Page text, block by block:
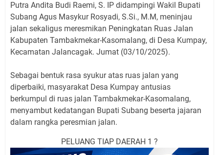
Putra Andita Budi Raemi, S. IP didampingi Wakil Bupati
Subang Agus Masykur Rosyadi, S.Si., M.M, meninjau
jalan sekaligus meresmikan Peningkatan Ruas Jalan
Kabupaten Tambakmekar-Kasomalang, di Desa Kumpay,
Kecamatan Jalancagak. Jumat (03/10/2025).
Sebagai bentuk rasa syukur atas ruas jalan yang
diperbaiki, masyarakat Desa Kumpay antusias
berkumpul di ruas jalan Tambakmekar-Kasomalang,
menyambut kedatangan Bupati Subang beserta jajaran
dalam rangka peresmian jalan.
PELUANG TIAP DAERAH 1 ?